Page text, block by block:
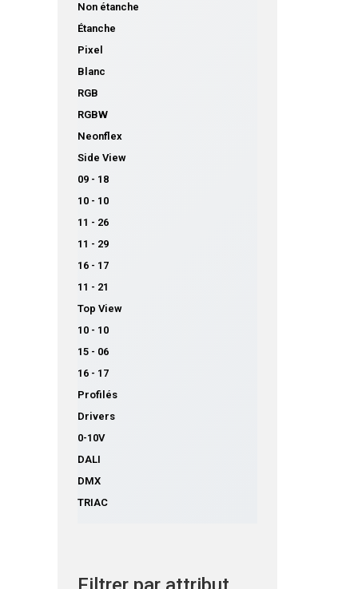
Non étanche
Étanche
Pixel
Blanc
RGB
RGBW
Neonflex
Side View
09 - 18
10 - 10
11 - 26
11 - 29
16 - 17
11 - 21
Top View
10 - 10
15 - 06
16 - 17
Profilés
Drivers
0-10V
DALI
DMX
TRIAC